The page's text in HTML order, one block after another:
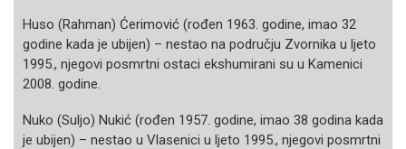
Huso (Rahman) Ćerimović (rođen 1963. godine, imao 32
godine kada je ubijen) – nestao na području Zvornika u ljeto
1995., njegovi posmrtni ostaci ekshumirani su u Kamenici
2008. godine.
Nuko (Suljo) Nukić (rođen 1957. godine, imao 38 godina kada
je ubijen) – nestao u Vlasenici u ljeto 1995., njegovi posmrtni